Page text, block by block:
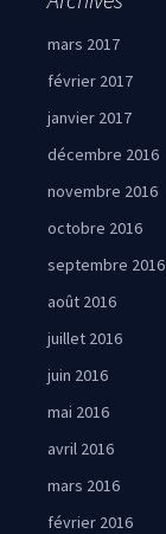
mars 2017
février 2017
janvier 2017
décembre 2016
novembre 2016
octobre 2016
septembre 2016
août 2016
juillet 2016
juin 2016
mai 2016
avril 2016
mars 2016
février 2016